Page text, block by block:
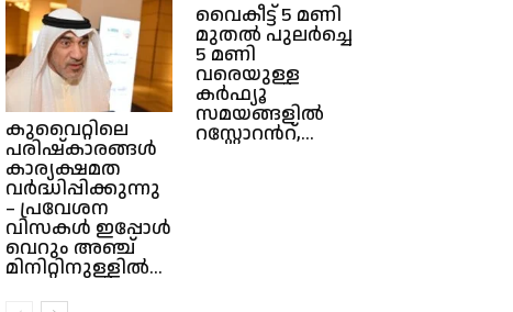
കുവൈറ്റിലെ
പരിഷ്കാരങ്ങൾ
കാര്യക്ഷമത
വർദ്ധിപ്പിക്കുന്നു
– പ്രവേശന
വിസകൾ ഇപ്പോൾ
വെറും അഞ്ച്
മിനിറ്റിനുള്ളിൽ...
വൈകീട്ട് 5 മണി
മുതൽ പുലർച്ചെ
5 മണി
വരെയുള്ള
കർഫ്യൂ
സമയങ്ങളിൽ
റസ്റ്റോറൻറ്,...